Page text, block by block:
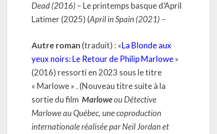
Dead (2016) – Le printemps basque d’April
Latimer (2025) (April in Spain (2021) –
Autre roman (traduit) : «La Blonde aux
yeux noirs: Le Retour de Philip Marlowe»
(2016) ressorti en 2023 sous le titre
« Marlowe » . (Nouveau titre suite à la
sortie du film Marloweou Détective
Marlowe au Québec, une coproduction
internationale réalisée par Neil Jordan et